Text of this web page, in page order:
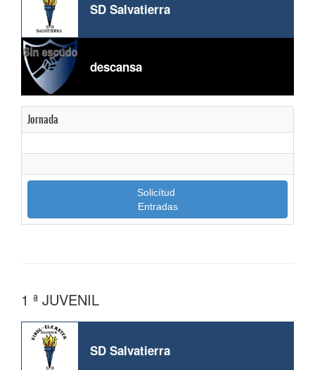
SD Salvatierra
descansa
Jornada
Solicítud
Entradas
1 ª JUVENIL
SD Salvatierra